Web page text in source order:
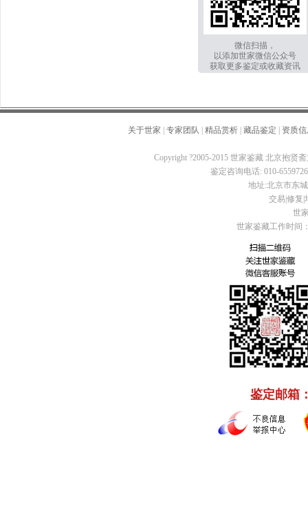
微信扫描，
以添加世家微信公众号
获取更多鉴定或收藏资讯
关于世家 专家团队 精品赏析 藏品鉴定 资质
Copyright ?2005-2015 世家鉴藏 北京抱贤
鉴定咨询电话: 010-
地址:北京市东
交易|修复|
世
世家鉴藏工作时间
鉴定邮箱